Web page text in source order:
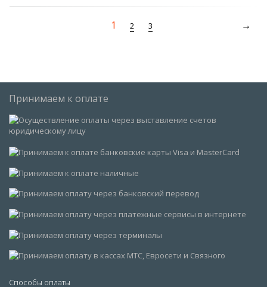
1 2 3
Принимаем к оплате
Способы оплаты